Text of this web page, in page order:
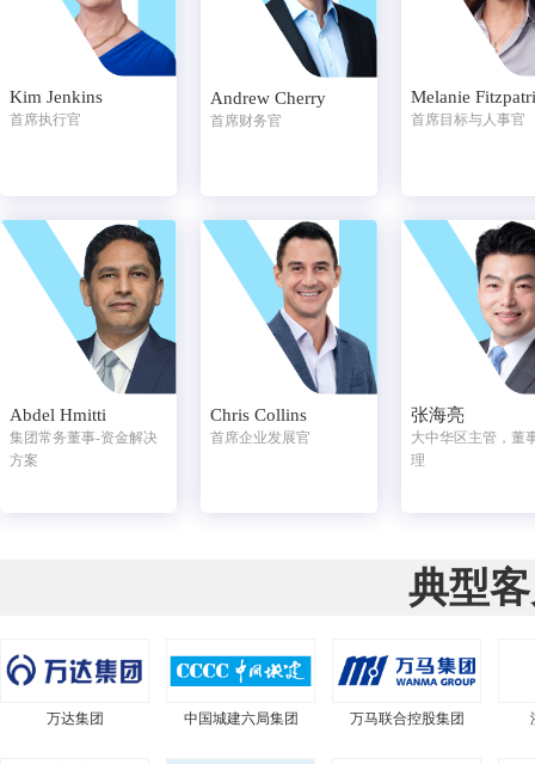
Kim Jenkins
首席执行官
Andrew Cherry
首席财务官
Melanie
首席目标与人事官
Abdel Hmitti
集团常务董事-资金解决
方案
Chris Collins
首席企业发展官
张海亮
大中华区主管，董
理
典型
万达集团 中国城建六局集团 万马联合控股集团